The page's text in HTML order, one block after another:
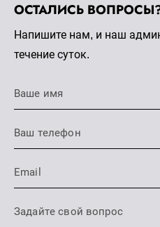
ОСТАЛИСЬ
Напишите нам, и наш
течение суток.